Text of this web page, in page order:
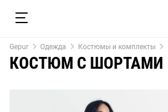
Gepur Одежда Костюмы и комплекты
КОСТЮМ С ШОРТАМИ